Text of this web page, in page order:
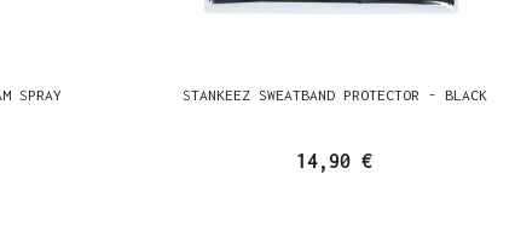
SPRAY STANKEEZ SWEATBAND PROTECTOR - BLACK
14,90 €